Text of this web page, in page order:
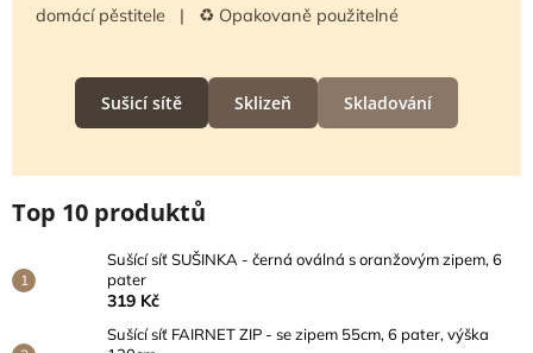
domácí pěstitele | ♻️ Opakovaně použitelné
Sušicí sítě Sklizeň Skladování
Top 10 produktů
Sušící síť SUŠINKA - černá oválná s oranžovým zipem, 6
pater
319 Kč
Sušící síť FAIRNET ZIP - se zipem 55cm, 6 pater, výška